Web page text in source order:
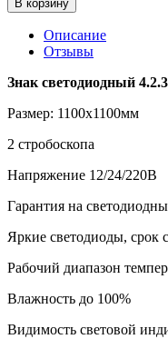
В корзину
Описание
Отзывы
Знак светодиодный 4.2.3
Размер: 1100х1100мм
2 стробоскопа
Напряжение 12/24/220В
Гарантия на
Яркие светодиоды, срок
Рабочий диапазон
Влажность до 100%
Видимость световой